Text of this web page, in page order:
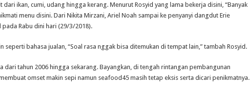
dari ikan, cumi, udang hingga kerang. Menurut Rosyid yang lama bekerja disini, “Banyak
menu disini. Dari Nikita Mirzani, Ariel Noah sampai ke penyanyi dangdut Erie
pada Rabu dini hari (29/3/2018).
seperti bahasa jualan, “Soal rasa nggak bisa ditemukan di tempat lain,” tambah Rosyid.
dari tahun 2006 hingga sekarang. Bayangkan, di tengah rintangan pembangunan
omset makin sepi namun seafood45 masih tetap eksis serta dicari penikmatnya.